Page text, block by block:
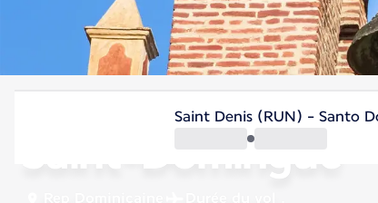
Saint-Domingue
Saint Denis (RUN) - Santo